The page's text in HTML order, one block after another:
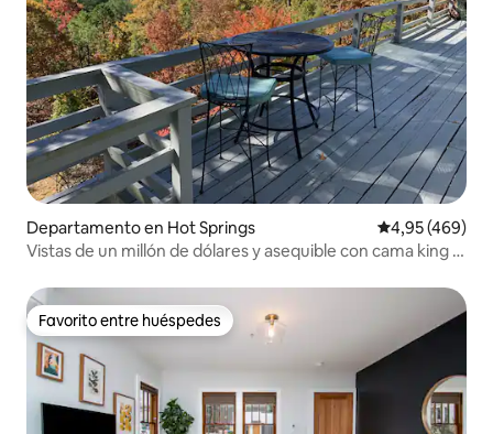
Departamento en Hot Springs Calificación
4,95 (469)
Vistas de un millón de dólares y asequible con cama king y
Favorito entre huéspedes
Favorito entre huéspedes